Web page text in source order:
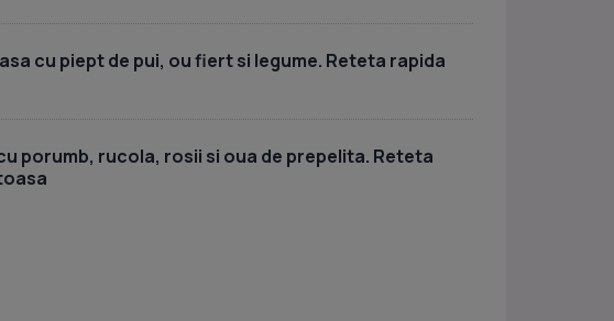
cu piept de pui, ou fiert si legume. Reteta rapida
porumb, rucola, rosii si oua de prepelita. Reteta